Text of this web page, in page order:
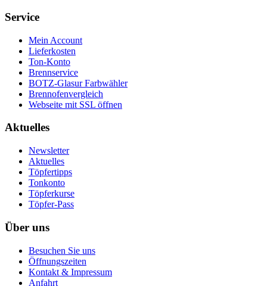
Service
Mein Account
Lieferkosten
Ton-Konto
Brennservice
BOTZ-Glasur Farbwähler
Brennofenvergleich
Webseite mit SSL öffnen
Aktuelles
Newsletter
Aktuelles
Töpfertipps
Tonkonto
Töpferkurse
Töpfer-Pass
Über uns
Besuchen Sie uns
Öffnungszeiten
Kontakt & Impressum
Anfahrt